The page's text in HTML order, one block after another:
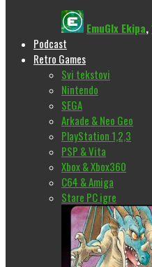
EmuGlx Ekipa,
Podcast
Retro Games
Svi tekstovi
Nintendo
SEGA
Arkade & Neo Geo
PlayStation 1,2,3
PSP & Vita
Xbox & Xbox360
C64 & Amiga
Stare PC igre